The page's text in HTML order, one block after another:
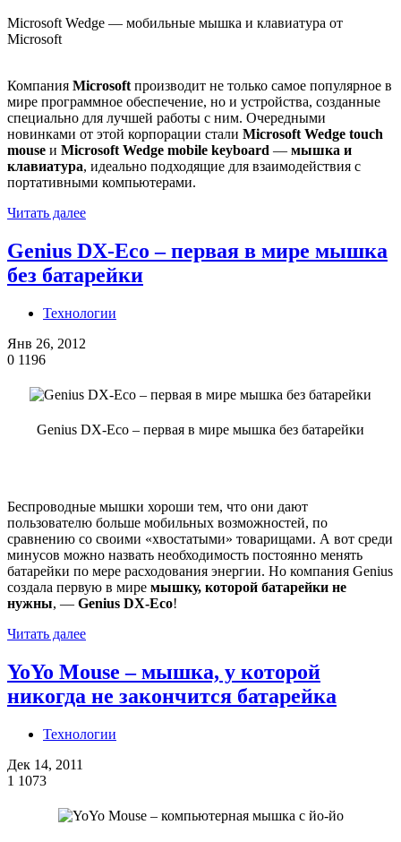
Microsoft Wedge — мобильные мышка и клавиатура от
Microsoft
Компания Microsoftпроизводит не только самое популярное в
мире программное обеспечение, но и устройства, созданные
специально для лучшей работы с ним. Очередными
новинками от этой корпорации стали Microsoft Wedge touch
mouse и Microsoft Wedge mobile keyboard — мышка и
клавиатура, идеально подходящие для взаимодействия с
портативными компьютерами.
Читать далее
Genius DX-Eco – первая в мире мышка
без батарейки
Технологии
Янв 26, 2012
0 1196
Genius DX-Eco – первая в мире мышка без батарейки
Беспроводные мышки хороши тем, что они дают
пользователю больше мобильных возможностей, по
сравнению со своими «хвостатыми» товарищами. А вот среди
минусов можно назвать необходимость постоянно менять
батарейки по мере расходования энергии. Но компания Genius
создала первую в мире мышку, которой батарейки не
нужны, — Genius DX-Eco!
Читать далее
YoYo Mouse – мышка, у которой
никогда не закончится батарейка
Технологии
Дек 14, 2011
1 1073